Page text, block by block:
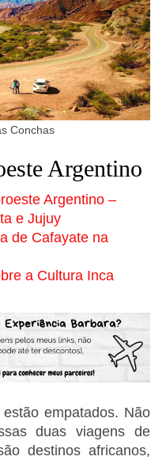
Conchas
Argentino
Argentino –
e Jujuy
de Cafayate na
a Cultura Inca
empatados. Não
duas viagens de
destinos africanos,